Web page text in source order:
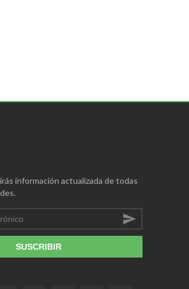
información actualizada de todas
SUSCRIBIR